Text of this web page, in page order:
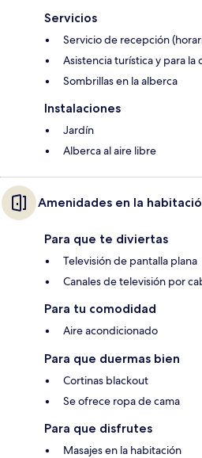
Servicios
Servicio de recepción
Asistencia turística y para
Sombrillas en la alberca
Instalaciones
Jardín
Alberca al aire libre
Amenidades en la
Para que te diviertas
Televisión de pantalla plana
Canales de televisión por
Para tu comodidad
Aire acondicionado
Para que duermas bien
Cortinas blackout
Se ofrece ropa de cama
Para que disfrutes
Masajes en la habitación